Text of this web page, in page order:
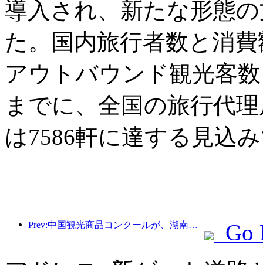
導入され、新たな形態
た。国内旅行者数と消
アウトバウンド観光客
までに、全国の旅行代
は7586軒に達する見込
Prev:中国観光商品コンクールが、湖南省湘潭市にて盛況のうちに開催されました。
Go